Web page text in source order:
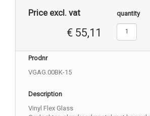
Price excl. vat
€ 55,11
quantity
Prodnr
VGAG.00BK-15
Description
Vinyl Flex Glass